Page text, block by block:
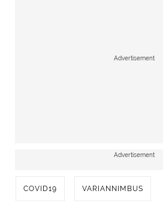
Advertisement
Advertisement
COVID19 VARIANNIMBUS